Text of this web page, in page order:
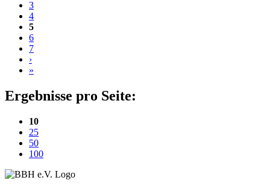
3
4
5
6
7
›
»
Ergebnisse pro Seite:
10(aktuelle Einstellung)
25
50
100